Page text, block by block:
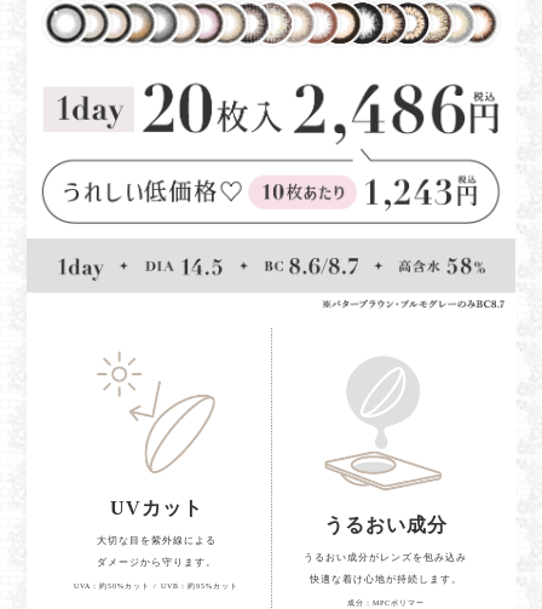
UVカット
大切な目を紫外線による
ダメージから守ります。
UVA：約50%カット / UVB：約95%カット
うるおい成分
うるおい成分がレンズを包み込み
快適な着け心地が持続します。
成分：MPCポリマー